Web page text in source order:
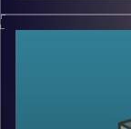
אנרגיה,
בין מדינות, אבל